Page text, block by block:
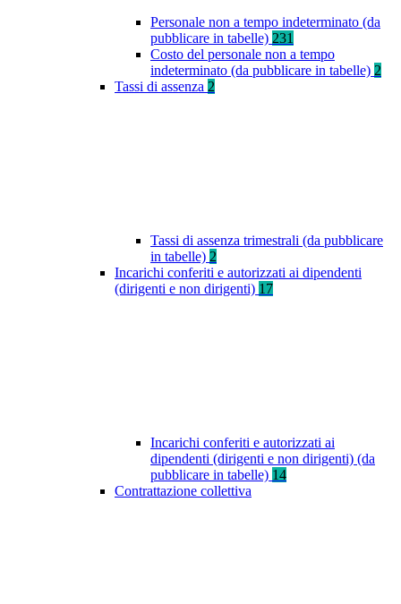
Personale non a tempo indeterminato (da
pubblicare in tabelle) 231
Costo del personale non a tempo
indeterminato (da pubblicare in tabelle) 2
Tassi di assenza 2
Tassi di assenza trimestrali (da pubblicare
in tabelle) 2
Incarichi conferiti e autorizzati ai dipendenti
(dirigenti e non dirigenti) 17
Incarichi conferiti e autorizzati ai
dipendenti (dirigenti e non dirigenti) (da
pubblicare in tabelle) 14
Contrattazione collettiva